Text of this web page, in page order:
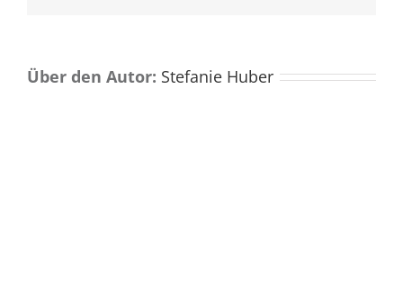
Über den Autor: Stefanie Huber